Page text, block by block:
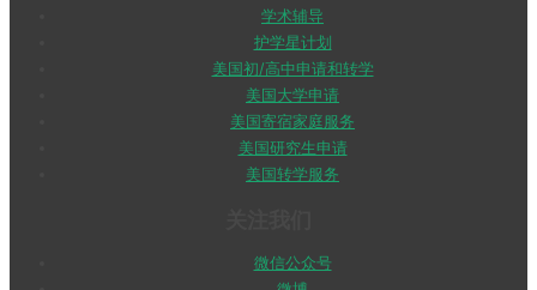
学术辅导
护学星计划
美国初/高中申请和转学
美国大学申请
美国寄宿家庭服务
美国研究生申请
美国转学服务
微信公众号